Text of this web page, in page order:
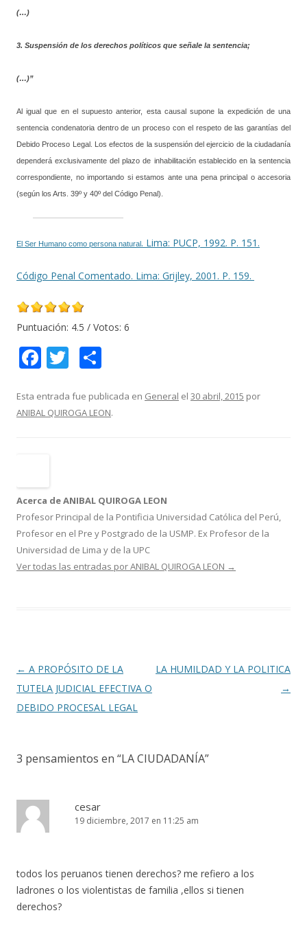
(…)
3. Suspensión de los derechos políticos que señale la sentencia;
(…)”
Al igual que en el supuesto anterior, esta causal supone la expedición de una
sentencia condenatoria dentro de un proceso con el respeto de las garantías del
Debido Proceso Legal. Los efectos de la suspensión del ejercicio de la ciudadanía
dependerá exclusivamente del plazo de inhabilitación establecido en la sentencia
correspondiente, no importando si estamos ante una pena principal o accesoria
(según los Arts. 39º y 40º del Código Penal).
El Ser Humano como persona natural. Lima: PUCP, 1992. P. 151.
Código Penal Comentado. Lima: Grijley, 2001. P. 159.
Puntuación: 4.5 / Votos: 6
F
ac
e
b
k
T
w
itt
er
m
p
Esta entrada fue publicada en General el 30 abril, 2015 por
ANIBAL QUIROGA LEON.
Acerca de ANIBAL QUIROGA LEON
Profesor Principal de la Pontificia Universidad Católica del Perú,
Profesor en el Pre y Postgrado de la USMP. Ex Profesor de la
Universidad de Lima y de la UPC
Ver todas las entradas por ANIBAL QUIROGA LEON →
Navegación
de
entradas
← A PROPÓSITO DE LA
TUTELA JUDICIAL EFECTIVA O
DEBIDO PROCESAL LEGAL
LA HUMILDAD Y LA POLITICA
→
3 pensamientos en “LA CIUDADANÍA”
cesar
19 diciembre, 2017 en 11:25 am
todos los peruanos tienen derechos? me refiero a los
ladrones o los violentistas de familia ,ellos si tienen
derechos?